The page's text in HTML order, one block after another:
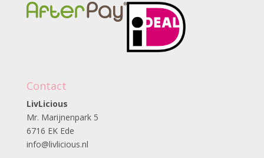
Contact
LivLicious
Mr. Marijnenpark 5
6716 EK Ede
info@livlicious.nl